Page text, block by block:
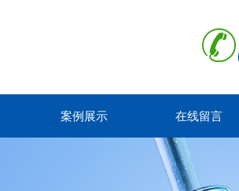
案例展示 在线留言